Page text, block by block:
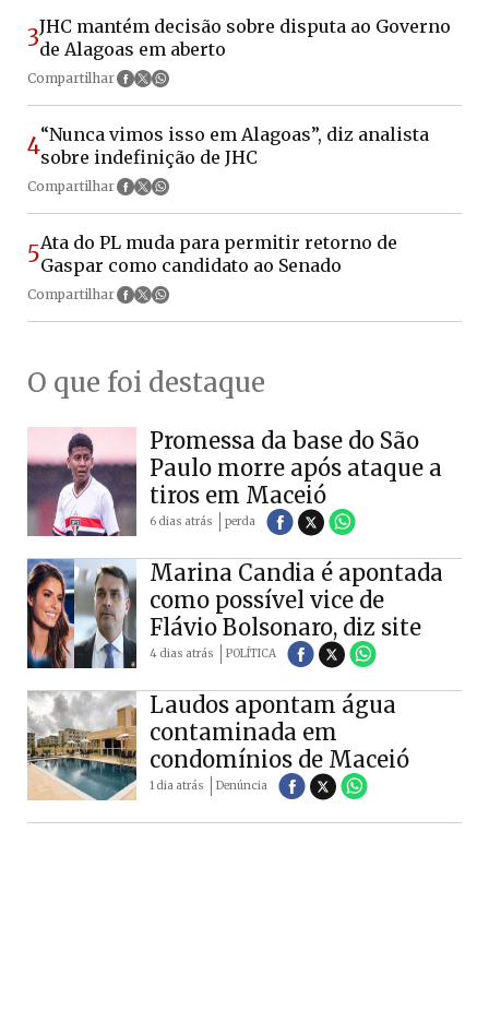
3JHC mantém decisão sobre disputa ao Governo
de Alagoas em aberto
Compartilhar
4“Nunca vimos isso em Alagoas”, diz analista
sobre indefinição de JHC
Compartilhar
5Ata do PL muda para permitir retorno de
Gaspar como candidato ao Senado
Compartilhar
O que foi destaque
Promessa da base do São
Paulo morre após ataque a
tiros em Maceió
6 dias atrás perda
Marina Candia é apontada
como possível vice de
Flávio Bolsonaro, diz site
4 dias atrás POLÍTICA
Laudos apontam água
contaminada em
condomínios de Maceió
1 dia atrás Denúncia